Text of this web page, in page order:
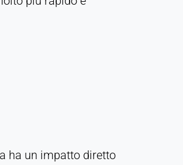
ha un impatto diretto